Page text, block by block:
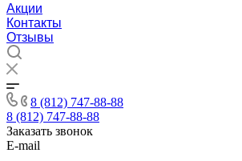
Акции
Контакты
Отзывы
8 (812) 747-88-88
8 (812) 747-88-88
Заказать звонок
E-mail